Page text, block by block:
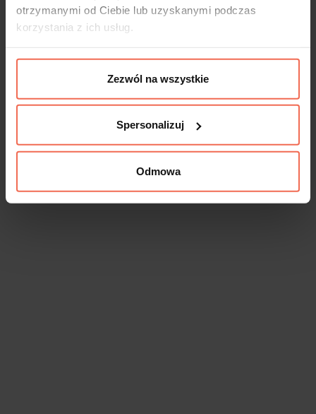
otrzymanymi od Ciebie lub uzyskanymi podczas
korzystania z ich usług.
Zezwól na wszystkie
Spersonalizuj
Odmowa